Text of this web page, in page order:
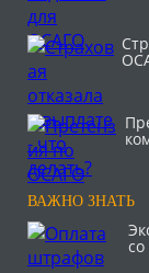
ВАЖНО ЗНАТЬ
со